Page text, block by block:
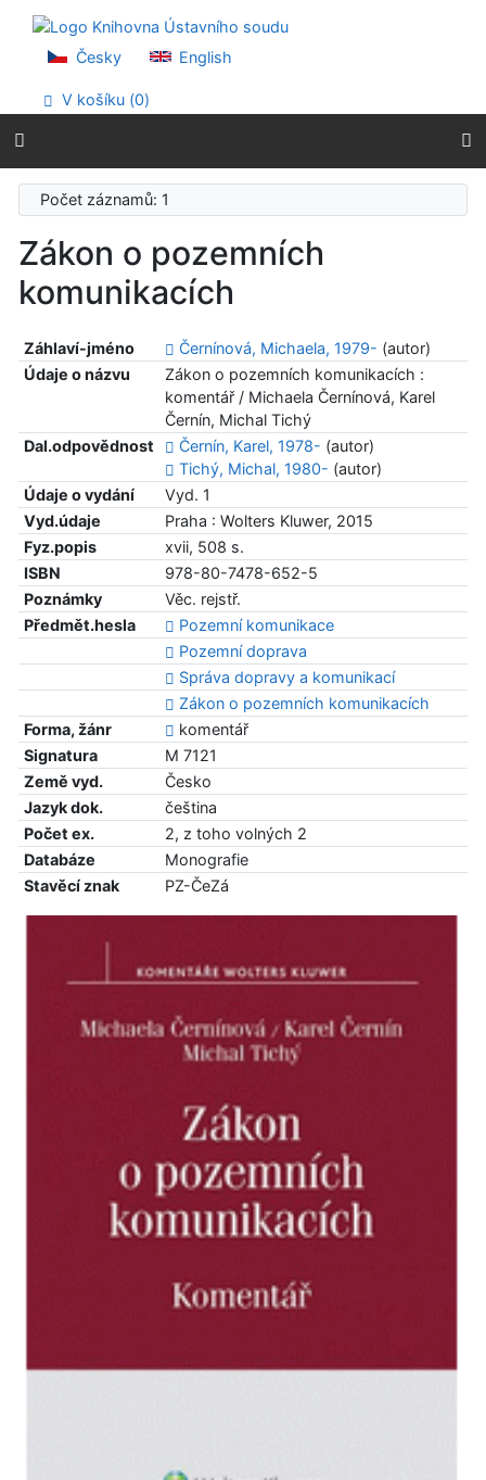
Přejít na menu
Prohlášení o webové přístupnosti
Česky English
V košíku (0)
Počet záznamů: 1
Zákon o pozemních
komunikacích
Záhlaví-jméno Černínová, Michaela, 1979- (autor)
Údaje o názvu
Zákon o pozemních komunikacích :
komentář / Michaela Černínová, Karel
Černín, Michal Tichý
Dal.odpovědnost
Černín, Karel, 1978- (autor)
Tichý, Michal, 1980- (autor)
Údaje o vydání
Vyd. 1
Vyd.údaje
Praha : Wolters Kluwer, 2015
Fyz.popis
xvii, 508 s.
ISBN
978-80-7478-652-5
Poznámky
Věc. rejstř.
Předmět.hesla
Pozemní komunikace
Pozemní doprava
Správa dopravy a komunikací
Zákon o pozemních komunikacích
Forma, žánr
komentář
Signatura
M 7121
Země vyd.
Česko
Jazyk dok.
čeština
Počet ex.
2, z toho volných 2
Databáze
Monografie
Stavěcí znak
PZ-ČeZá